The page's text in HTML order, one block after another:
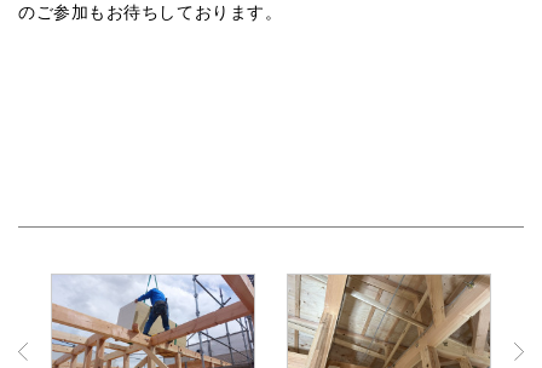
のご参加もお待ちしております。